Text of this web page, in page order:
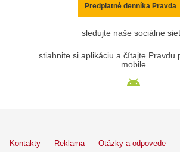
Predplatné denníka Pravda
sledujte naše sociálne
stiahnite si aplikáciu a čítajte Pravdu
mobile
Kontakty Reklama Otázky a odpovede